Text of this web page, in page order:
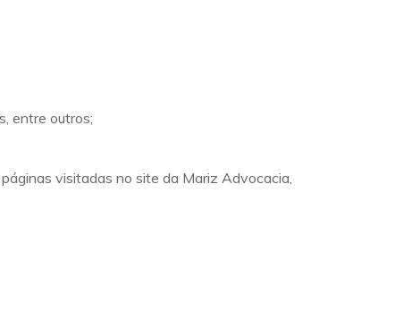
entre outros;
visitadas no site da Mariz Advocacia,